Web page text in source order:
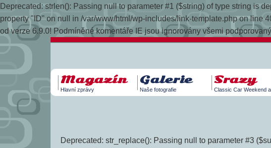
Deprecated: strlen(): Passing null to parameter #1 ($string) of type string is
property "ID" on null in /var/www/html/wp-includes/link-template.php on line
od verze 6.9.0! Podmíněné komentáře IE jsou ignorovány všemi
Magazín
Hlavní zprávy
Galerie
Naše fotografie
Srazy
Classic Car Weekend
Deprecated: str_replace(): Passing null to parameter #3